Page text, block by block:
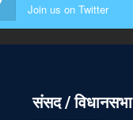
Join us on Twitter
संसद / विधानसभा